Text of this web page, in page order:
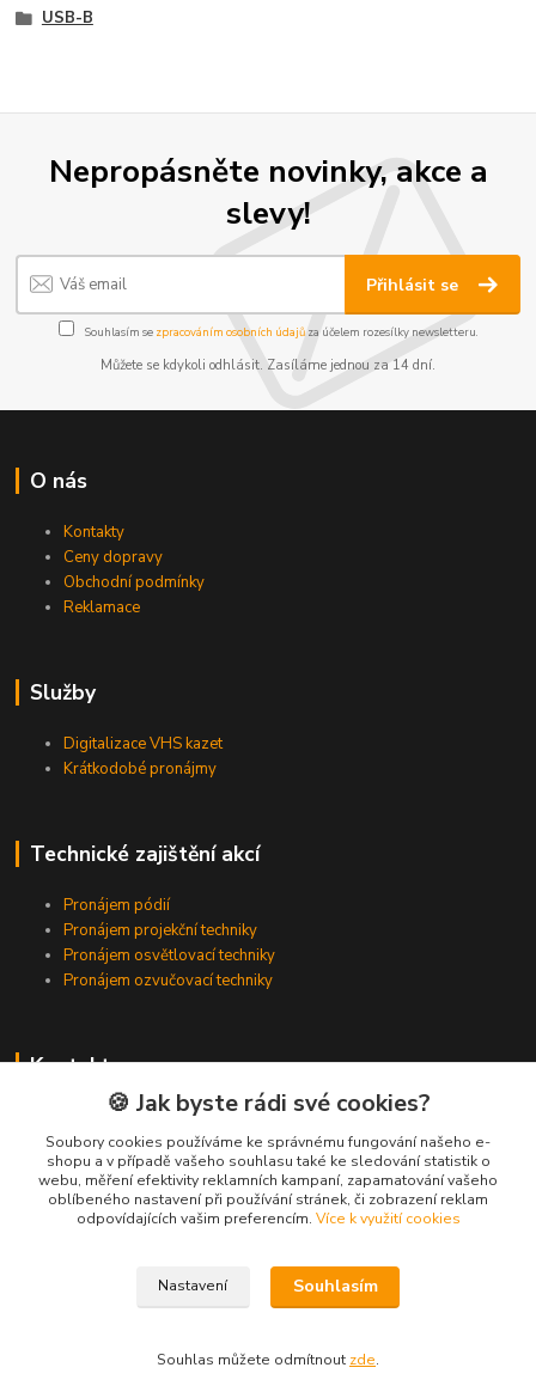
USB-B
Nepropásněte novinky, akce a
slevy!
Přihlásit se
Souhlasím se zpracováním osobních údajůza účelem rozesílky newsletteru.
Můžete se kdykoli odhlásit. Zasíláme jednou za 14 dní.
O nás
Kontakty
Ceny dopravy
Obchodní podmínky
Reklamace
Služby
Digitalizace VHS kazet
Krátkodobé pronájmy
Technické zajištění akcí
Pronájem pódií
Pronájem projekční techniky
Pronájem osvětlovací techniky
Pronájem ozvučovací techniky
Kontakty
Zákaznická podpora
+420 224 318 342
(Po-Pá, 9-16 hod.)
info@videotech.cz
🍪 Jak byste rádi své cookies?
Soubory cookies používáme ke správnému fungování našeho e-
shopu a v případě vašeho souhlasu také ke sledování statistik o
webu, měření efektivity reklamních kampaní, zapamatování vašeho
oblíbeného nastavení při používání stránek, či zobrazení reklam
odpovídajících vašim preferencím. Více k využití cookies
Nastavení Souhlasím
Souhlas můžete odmítnout zde.